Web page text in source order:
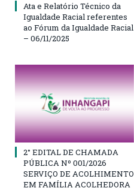
Ata e Relatório Técnico da
Igualdade Racial referentes
ao Fórum da Igualdade Racial
– 06/11/2025
2° EDITAL DE CHAMADA
PÚBLICA Nº 001/2026
SERVIÇO DE ACOLHIMENTO
EM FAMÍLIA ACOLHEDORA